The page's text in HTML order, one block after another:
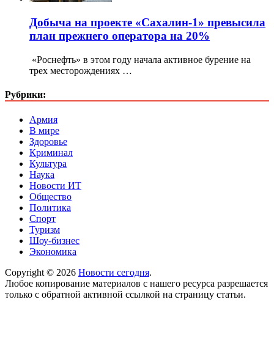
Добыча на проекте «Сахалин-1» превысила
план прежнего оператора на 20%
«Роснефть» в этом году начала активное бурение на
трех месторождениях …
Рубрики:
Армия
В мире
Здоровье
Криминал
Культура
Наука
Новости ИТ
Общество
Политика
Спорт
Туризм
Шоу-бизнес
Экономика
Copyright © 2026 Новости сегодня.
Любое копирование материалов с нашего ресурса разрешается
только с обратной активной ссылкой на страницу статьи.